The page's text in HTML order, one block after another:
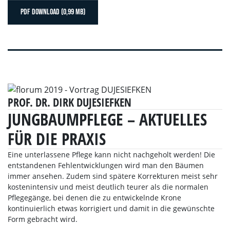
PDF DOWNLOAD (0,99 MB)
PROF. DR. DIRK DUJESIEFKEN
JUNGBAUMPFLEGE – AKTUELLES
FÜR DIE PRAXIS
Eine unterlassene Pflege kann nicht nachgeholt werden! Die
entstandenen Fehlentwicklungen wird man den Bäumen
immer ansehen. Zudem sind spätere Korrekturen meist sehr
kostenintensiv und meist deutlich teurer als die normalen
Pflegegänge, bei denen die zu entwickelnde Krone
kontinuierlich etwas korrigiert und damit in die gewünschte
Form gebracht wird.